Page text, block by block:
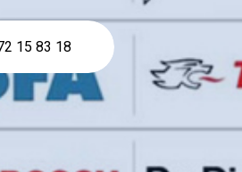
15 83 18